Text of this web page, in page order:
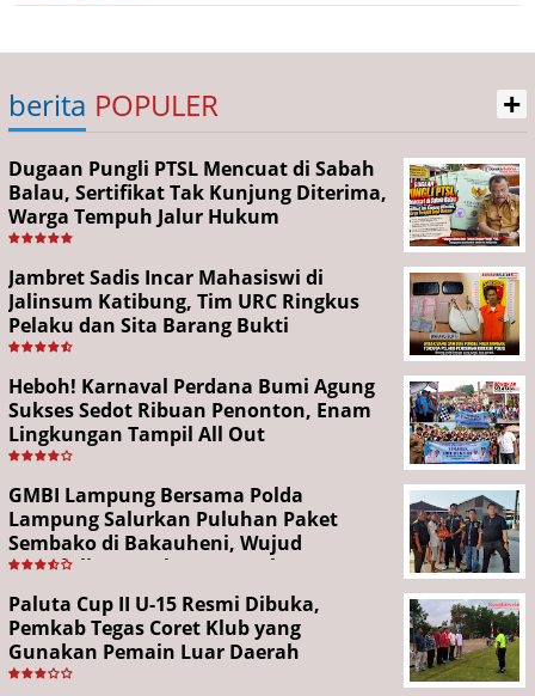
berita POPULER +
Dugaan Pungli PTSL Mencuat di Sabah
Balau, Sertifikat Tak Kunjung Diterima,
Warga Tempuh Jalur Hukum
Jambret Sadis Incar Mahasiswi di
Jalinsum Katibung, Tim URC Ringkus
Pelaku dan Sita Barang Bukti
Heboh! Karnaval Perdana Bumi Agung
Sukses Sedot Ribuan Penonton, Enam
Lingkungan Tampil All Out
GMBI Lampung Bersama Polda
Lampung Salurkan Puluhan Paket
Sembako di Bakauheni, Wujud
Kepedulian Sambut HUT RI ke-81
Paluta Cup II U-15 Resmi Dibuka,
Pemkab Tegas Coret Klub yang
Gunakan Pemain Luar Daerah